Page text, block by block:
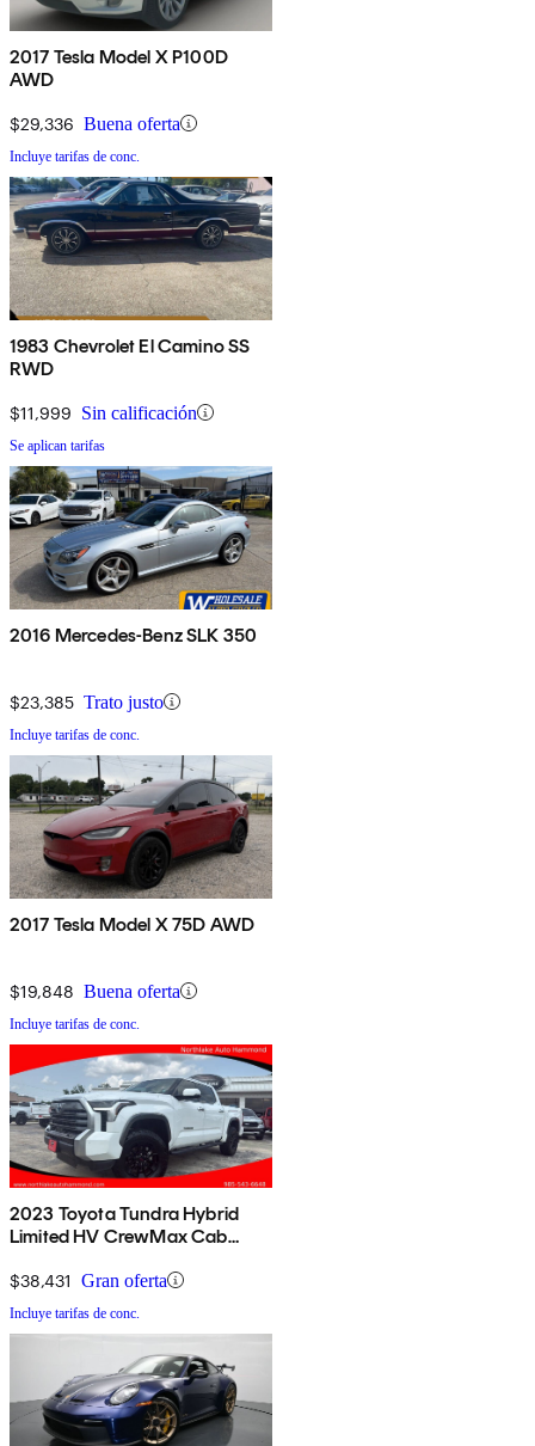
2017 Tesla Model X P100D
AWD
$29,336 Buena oferta
Incluye tarifas de conc.
1983 Chevrolet El Camino SS
RWD
$11,999 Sin calificación
Se aplican tarifas
2016 Mercedes-Benz SLK 350
$23,385 Trato justo
Incluye tarifas de conc.
2017 Tesla Model X 75D AWD
$19,848 Buena oferta
Incluye tarifas de conc.
2023 Toyota Tundra Hybrid
Limited HV CrewMax Cab
$38,431 Gran oferta
Incluye tarifas de conc.